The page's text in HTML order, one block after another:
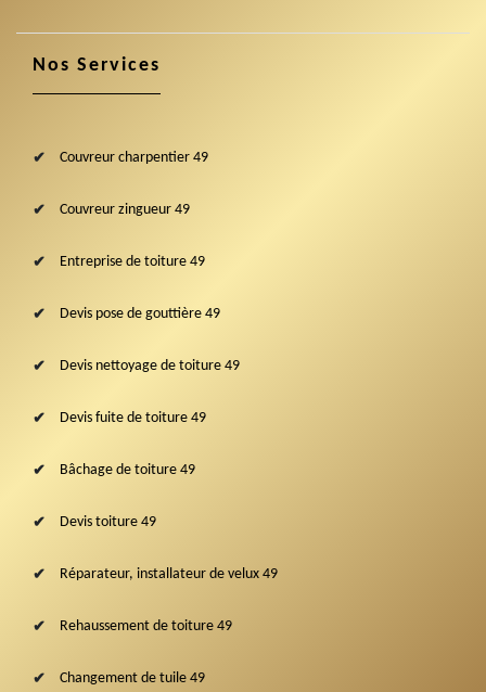
Nos Services
Couvreur charpentier 49
Couvreur zingueur 49
Entreprise de toiture 49
Devis pose de gouttière 49
Devis nettoyage de toiture 49
Devis fuite de toiture 49
Bâchage de toiture 49
Devis toiture 49
Réparateur, installateur de velux 49
Rehaussement de toiture 49
Changement de tuile 49